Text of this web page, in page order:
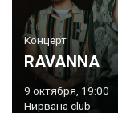
Концерт
RAVANNA
9 октября, 19:00
Нирвана club